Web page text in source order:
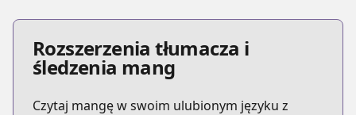
Rozszerzenia tłumacza i
śledzenia mang
Czytaj mangę w swoim ulubionym języku z